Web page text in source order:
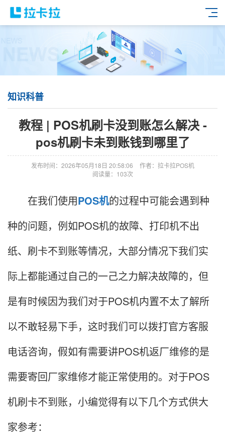
知识科普
教程 | POS机刷卡没到账怎么解决 -
pos机刷卡未到账钱到哪里了
发布时间：2026年05月18日 20:58:06
作者：拉卡拉POS机
阅读量：103次
在我们使用POS机的过程中可能会遇到种
种的问题，例如POS机的故障、打印机不出
纸、刷卡不到账等情况，大部分情况下我们实
际上都能通过自己的一己之力解决故障的，但
是有时候因为我们对于POS机内置不太了解所
以不敢轻易下手，这时我们可以拨打官方客服
电话咨询，假如有需要讲POS机返厂维修的是
需要寄回厂家维修才能正常使用的。对于POS
机刷卡不到账，小编觉得有以下几个方式供大
家参考：